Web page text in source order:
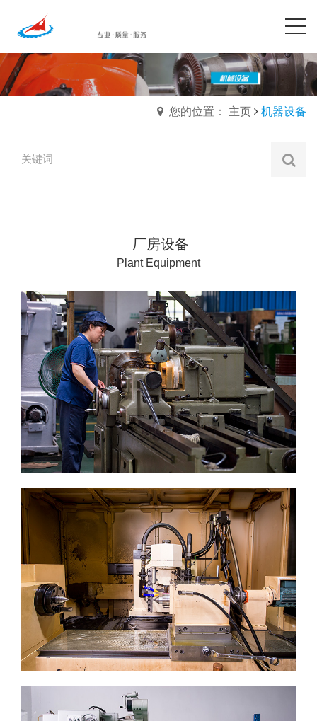
您的位置： 主页 机器设备
厂房设备
Plant Equipment